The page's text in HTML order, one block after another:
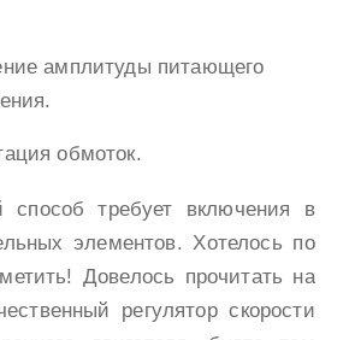
амплитуды питающего
обмоток.
способ требует включения в
элементов. Хотелось по
Довелось прочитать на
регулятор скорости